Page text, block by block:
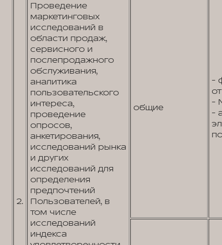
2.
Проведение
маркетинговых
исследований в
области продаж,
сервисного и
послепродажного
обслуживания,
аналитика
пользовательского
интереса,
проведение
опросов,
анкетирования,
исследований рынка
и других
исследований для
определения
предпочтений
Пользователей, в
том числе
исследований
индекса
общие
-
-
-